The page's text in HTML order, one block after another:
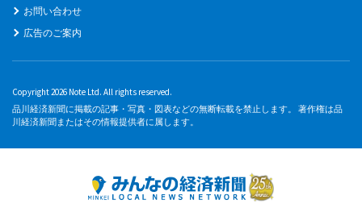
お問い合わせ
広告のご案内
Copyright 2026 Note Ltd. All rights reserved.
品川経済新聞に掲載の記事・写真・図表などの無断転載を禁止します。 著作権は品
川経済新聞またはその情報提供者に属します。